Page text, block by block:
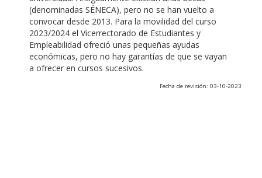
(denominadas SÉNECA), pero no se han vuelto a
convocar desde 2013. Para la movilidad del curso
2023/2024 el Vicerrectorado de Estudiantes y
Empleabilidad ofreció unas pequeñas ayudas
económicas, pero no hay garantías de que se vayan
a ofrecer en cursos sucesivos.
Fecha de revisión: 03-10-2023